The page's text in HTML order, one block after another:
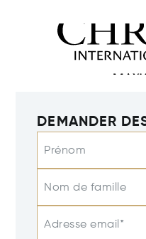
DEMANDER
Prénom
Nom de famille
Adresse email*